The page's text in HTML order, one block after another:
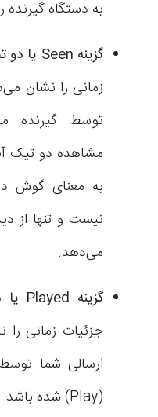
به دستگاه
گزینه Seen یا دو
زمانی را نشان
توسط گیرنده
مشاهده دو تیک
به معنای گوش
نیست و تنها از
می‌دهد.
گزینه Played
جزئیات زمانی
ارسالی شما
(Play) شده باشد.